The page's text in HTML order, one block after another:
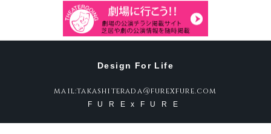
Design For Life
mail:takashiterada@furexfure.com
FURExFURE